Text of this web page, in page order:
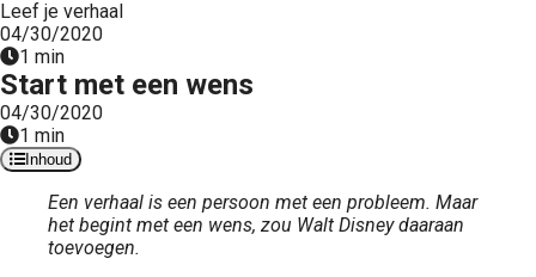
Leef je verhaal
04/30/2020
1 min
Start met een wens
04/30/2020
1 min
Inhoud
Een verhaal is een persoon met een probleem. Maar
het begint met een wens, zou Walt Disney daaraan
toevoegen.